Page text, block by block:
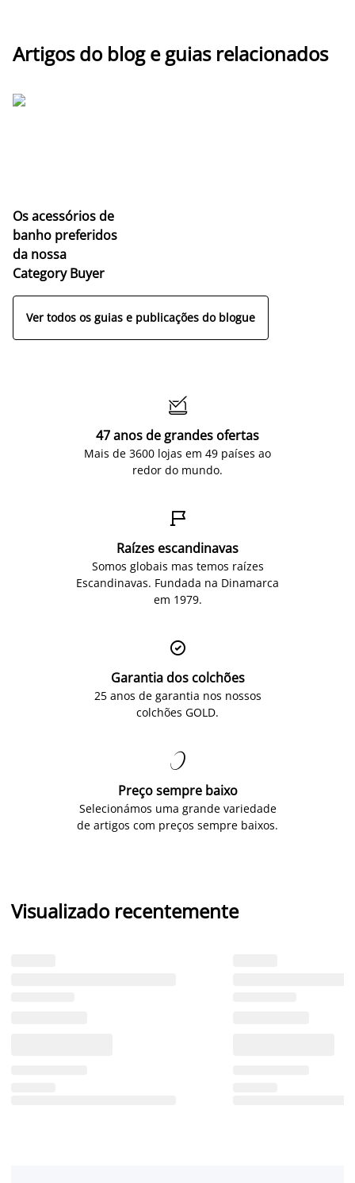
Artigos do blog e guias relacionados
Os acessórios de
banho preferidos
da nossa
Category Buyer
Ver todos os guias e publicações do blogue

47 anos de grandes ofertas
Mais de 3600 lojas em 49 países ao
redor do mundo.

Raízes escandinavas
Somos globais mas temos raízes
Escandinavas. Fundada na Dinamarca
em 1979.

Garantia dos colchões
25 anos de garantia nos nossos
colchões GOLD.

Preço sempre baixo
Selecionámos uma grande variedade
de artigos com preços sempre baixos.
Visualizado recentemente